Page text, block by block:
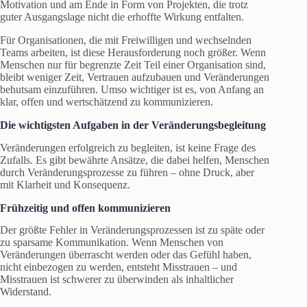
Motivation und am Ende in Form von Projekten, die trotz
guter Ausgangslage nicht die erhoffte Wirkung entfalten.
Für Organisationen, die mit Freiwilligen und wechselnden
Teams arbeiten, ist diese Herausforderung noch größer. Wenn
Menschen nur für begrenzte Zeit Teil einer Organisation sind,
bleibt weniger Zeit, Vertrauen aufzubauen und Veränderungen
behutsam einzuführen. Umso wichtiger ist es, von Anfang an
klar, offen und wertschätzend zu kommunizieren.
Die wichtigsten Aufgaben in der Veränderungsbegleitung
Veränderungen erfolgreich zu begleiten, ist keine Frage des
Zufalls. Es gibt bewährte Ansätze, die dabei helfen, Menschen
durch Veränderungsprozesse zu führen – ohne Druck, aber
mit Klarheit und Konsequenz.
Frühzeitig und offen kommunizieren
Der größte Fehler in Veränderungsprozessen ist zu späte oder
zu sparsame Kommunikation. Wenn Menschen von
Veränderungen überrascht werden oder das Gefühl haben,
nicht einbezogen zu werden, entsteht Misstrauen – und
Misstrauen ist schwerer zu überwinden als inhaltlicher
Widerstand.